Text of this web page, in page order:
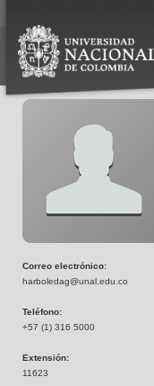
Correo electrónico:
harboledag@unal.edu.co
Teléfono:
+57 (1) 316 5000
Extensión:
11623